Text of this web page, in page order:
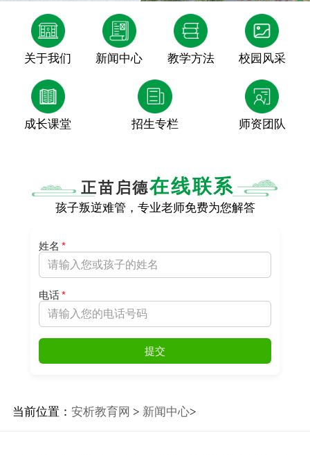
关于我们 新闻中心 教学方法 校园风采
成长课堂 招生专栏 师资团队
正苗启德在线联系
孩子叛逆难管，专业老师免费为您解答
姓名 *
电话*
提交
当前位置： 安析教育网 > 新闻中心>